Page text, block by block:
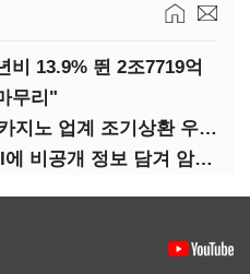
비 13.9% 뛴 2조7719억
무리"
"관광기금 상향 소식에 카지노 업계 조기상환 우려"
모두의 창업 플랫폼, API에 비공개 정보 담겨 암호키까지 새나갔다